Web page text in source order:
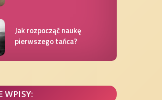
Jak rozpocząć naukę
pierwszego tańca?
WPISY: